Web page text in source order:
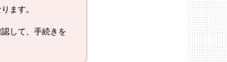
ます。
して、手続きを